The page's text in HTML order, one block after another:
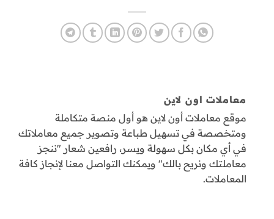
معاملات اون لاين
موقع معاملات أون لاين هو أول منصة متكاملة
ومتخصصة في تسهيل طباعة وتصوير جميع معاملاتك
في أي مكان بكل سهولة ويسر، رافعين شعار "ننجز
معاملتك ونريح بالك" ويمكنك التواصل معنا لإنجاز كافة
المعاملات.